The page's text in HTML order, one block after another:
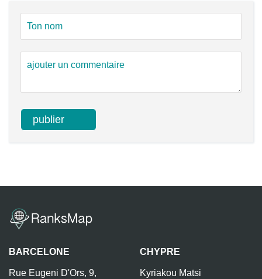
BARCELONE
Rue Eugeni D'Ors, 9,
CHYPRE
Kyriakou Matsi